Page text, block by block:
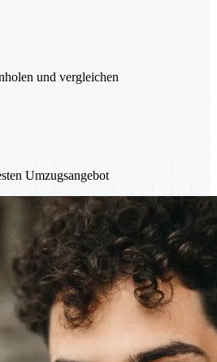
und vergleichen
Umzugsangebot